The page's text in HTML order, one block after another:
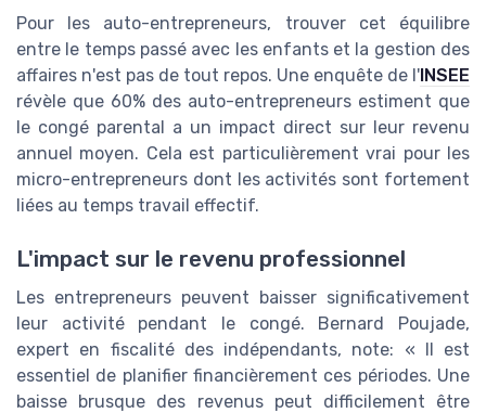
Pour les auto-entrepreneurs, trouver cet équilibre
entre le temps passé avec les enfants et la gestion des
affaires n'est pas de tout repos. Une enquête de l' INSEE
révèle que 60% des auto-entrepreneurs estiment que
le congé parental a un impact direct sur leur revenu
annuel moyen. Cela est particulièrement vrai pour les
micro-entrepreneurs dont les activités sont fortement
liées au temps travail effectif.
L'impact sur le revenu professionnel
Les entrepreneurs peuvent baisser significativement
leur activité pendant le congé. Bernard Poujade,
expert en fiscalité des indépendants, note: « Il est
essentiel de planifier financièrement ces périodes. Une
baisse brusque des revenus peut difficilement être